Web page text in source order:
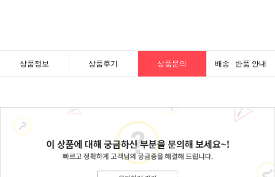
상품정보 상품후기 상품문의 배송 · 반품 안내